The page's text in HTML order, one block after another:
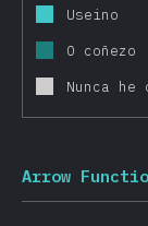
Useino
O coñezo
Nunca
Arrow